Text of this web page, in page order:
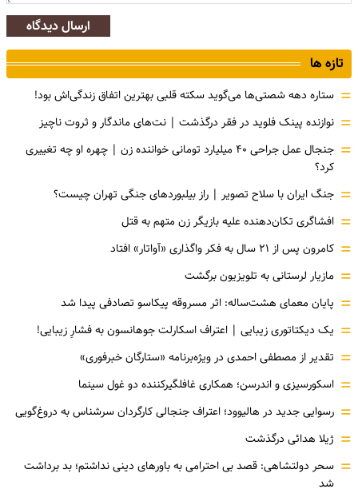
ارسال دیدگاه
تازه ها
= ستاره دهه شصتی‌ها می‌گوید سکته قلبی بهترین اتفاق زندگی‌اش بود!
= نوازنده پینک فلوید در فقر درگذشت | نت‌های ماندگار و ثروت ناچیز
=
جنجال عمل جراحی ۴۰ میلیارد تومانی خواننده زن | چهره او چه تغییری
کرد؟
= جنگ ایران با سلاح تصویر | راز بیلبوردهای جنگی تهران چیست؟
= افشاگری‌ تکان‌دهنده علیه بازیگر زن متهم به قتل
= کامرون پس از ۲۱ سال به فکر واگذاری «آواتار» افتاد
= مازیار لرستانی به تلویزیون برگشت
= پایان معمای هشت‌ساله: اثر مسروقه پیکاسو تصادفی پیدا شد
= یک دیکتاتوری زیبایی | اعتراف اسکارلت جوهانسون به فشارِ زیبایی!
= تقدیر از مصطفی احمدی در ویژه‌برنامه «ستارگان خبرفوری»
= اسکورسیزی و اندرسن؛ همکاری غافلگیرکننده دو غول سینما
= رسوایی جدید در هالیوود؛ اعتراف جنجالی کارگردان سرشناس به دروغ‌گویی
= ژیلا هدائی درگذشت
= سحر دولتشاهی: قصد بی احترامی به باورهای دینی نداشتم؛ بد برداشت
شد